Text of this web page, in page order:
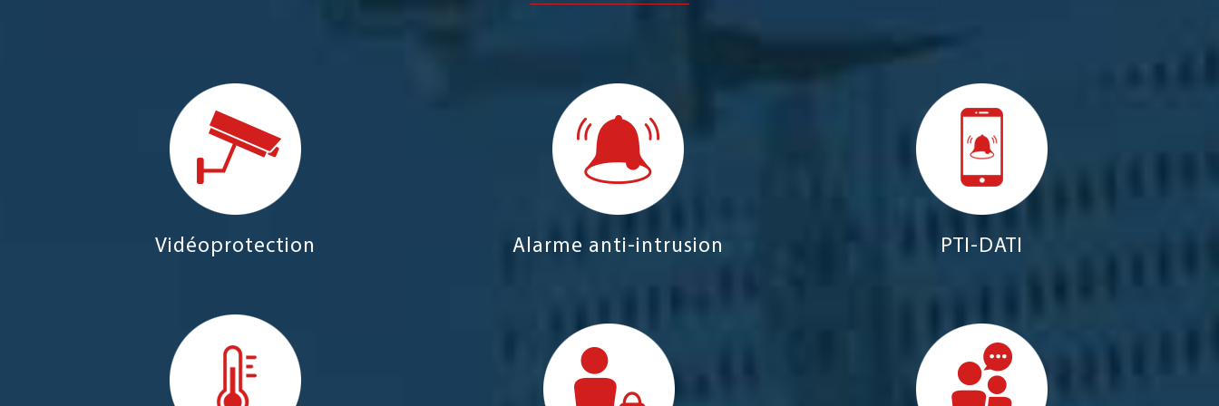
Vidéoprotection Alarme anti-intrusion PTI-DATI